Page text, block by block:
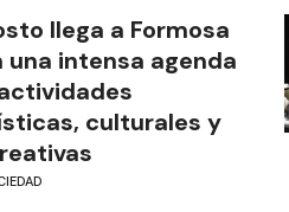
llega a Formosa
una intensa agenda
culturales y